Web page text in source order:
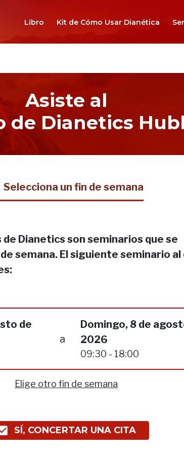
Libro Kit de Cómo Usar Dianética
Asiste al
de Dianetics
Selecciona un fin de semana
de Dianetics son seminarios que se
semana. El siguiente seminario al
de
a
Domingo, 8 de
2026
09:30 - 18:00
Elige otro fin de semana
SÍ, CONCERTAR UNA CITA